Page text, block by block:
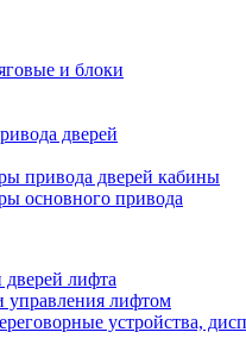
и блоки
дверей
привода дверей кабины
основного привода
лифта
управления лифтом
устройства,